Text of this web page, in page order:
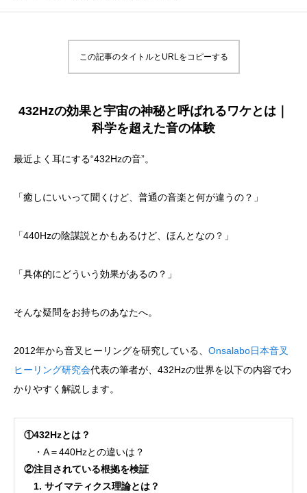
この記事のタイトルとURLをコピーする
432Hzの効果と宇宙の神秘と呼ばれるワケとは｜
科学を超えた音の体験
最近よく耳にする“432Hzの音”。
「癒しにいいって聞くけど、普通の音楽と何が違うの？」
「440Hzの陰謀説とかもあるけど、ほんとなの？」
「具体的にどういう効果があるの？」
そんな疑問をお持ちのあなたへ。
2012年から音叉ヒーリングを研究している、 Onsalabo日本音叉
ヒーリング研究会代表の筆者が、432Hzの世界を以下の内容でわ
かりやすく解説します。
①432Hzとは？
・A＝440Hzとの違いは？
②注目されている根拠を検証
1. サイマティクス理論とは？